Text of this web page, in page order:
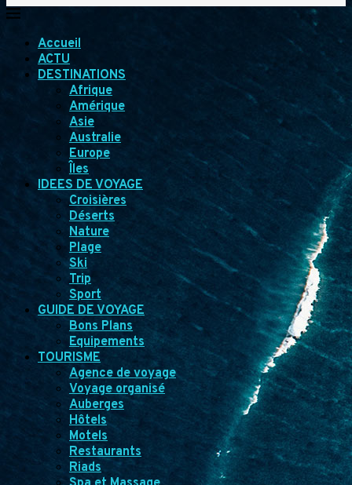
Accueil
ACTU
DESTINATIONS
Afrique
Amérique
Asie
Australie
Europe
Îles
IDEES DE VOYAGE
Croisières
Déserts
Nature
Plage
Ski
Trip
Sport
GUIDE DE VOYAGE
Bons Plans
Equipements
TOURISME
Agence de voyage
Voyage organisé
Auberges
Hôtels
Motels
Restaurants
Riads